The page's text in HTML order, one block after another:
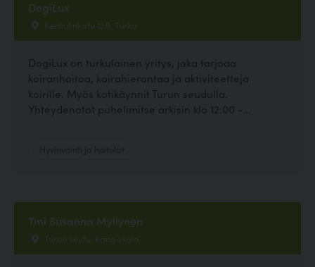
DogiLux
Kerttulinkatu 12B, Turku
DogiLux on turkulainen yritys, joka tarjoaa
koiranhoitoa, koirahierontaa ja aktiviteetteja
koirille. Myös kotikäynnit Turun seudulla.
Yhteydenotot puhelimitse arkisin klo 12:00 -...
Tmi Susanna Myllynen
Turun seutu, Kangasala